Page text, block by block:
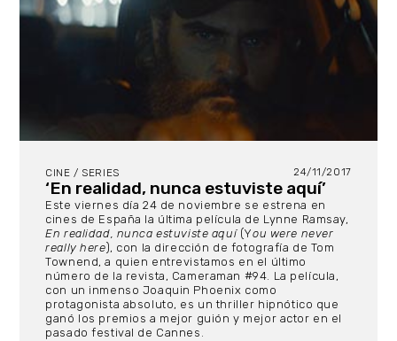
CINE / SERIES 24/11/2017
‘En realidad, nunca estuviste aquí’
Este viernes día 24 de noviembre se estrena en
cines de España la última película de Lynne Ramsay,
En realidad, nunca estuviste aquí(You were never
really here), con la dirección de fotografía de Tom
Townend, a quien entrevistamos en el último
número de la revista, Cameraman #94. La película,
con un inmenso Joaquin Phoenix como
protagonista absoluto, es un thriller hipnótico que
ganó los premios a mejor guión y mejor actor en el
pasado festival de Cannes.